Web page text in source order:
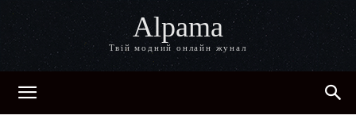
Alpama
Твій модний онлайн жунал